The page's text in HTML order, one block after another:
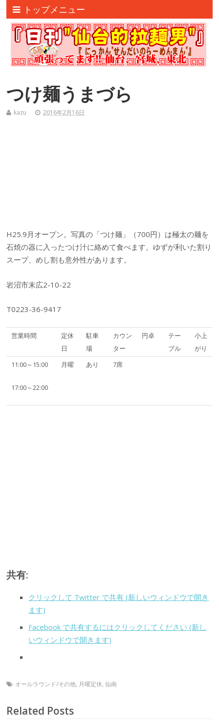
トップメニュー
つけ麺うまづら
kazu 2016年2月16日
H25.9月オープン。写真の「つけ麺」（700円）は極太の麺を
石焼の器に入ったつけ汁に絡めて食べます。ゆずが利いた割り
スープ、めし割も意外性があります。
岩沼市末広2-10-22
T0223-36-9417
営業時間
定休
日
駐車
場
カウン
ター
円卓
テー
ブル
小上
がり
11:00～15:00
17:00～22:00
月曜 あり 7席
共有:
クリックして Twitter で共有 (新しいウィンドウで開き
ます)
Facebook で共有するにはクリックしてください (新し
いウィンドウで開きます)
オールラウンド/その他, 月曜定休,仙南
Related Posts